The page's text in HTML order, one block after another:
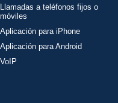
Llamadas a teléfonos fijos o
móviles
Aplicación para iPhone
Aplicación para Android
VoIP